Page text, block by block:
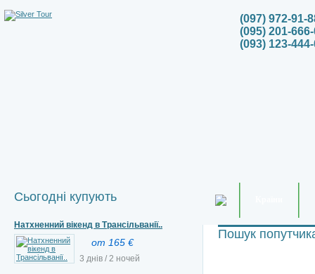
(097) 972-91-
(095) 201-
(093) 123-
Пошук
Сьогодні купують
Натхненний вікенд в Трансільванії..
от 165 €
3 днів / 2 ночей